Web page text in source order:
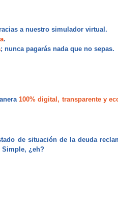
a nuestro simulador virtual.
.
; nunca pagarás nada que no sepas.
100% digital, transparente y
de situación de la deuda
Simple, ¿eh?